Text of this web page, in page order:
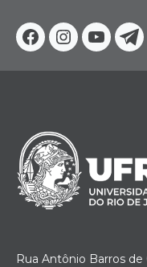
Facebook
Instagram
Rua Antônio Barros de